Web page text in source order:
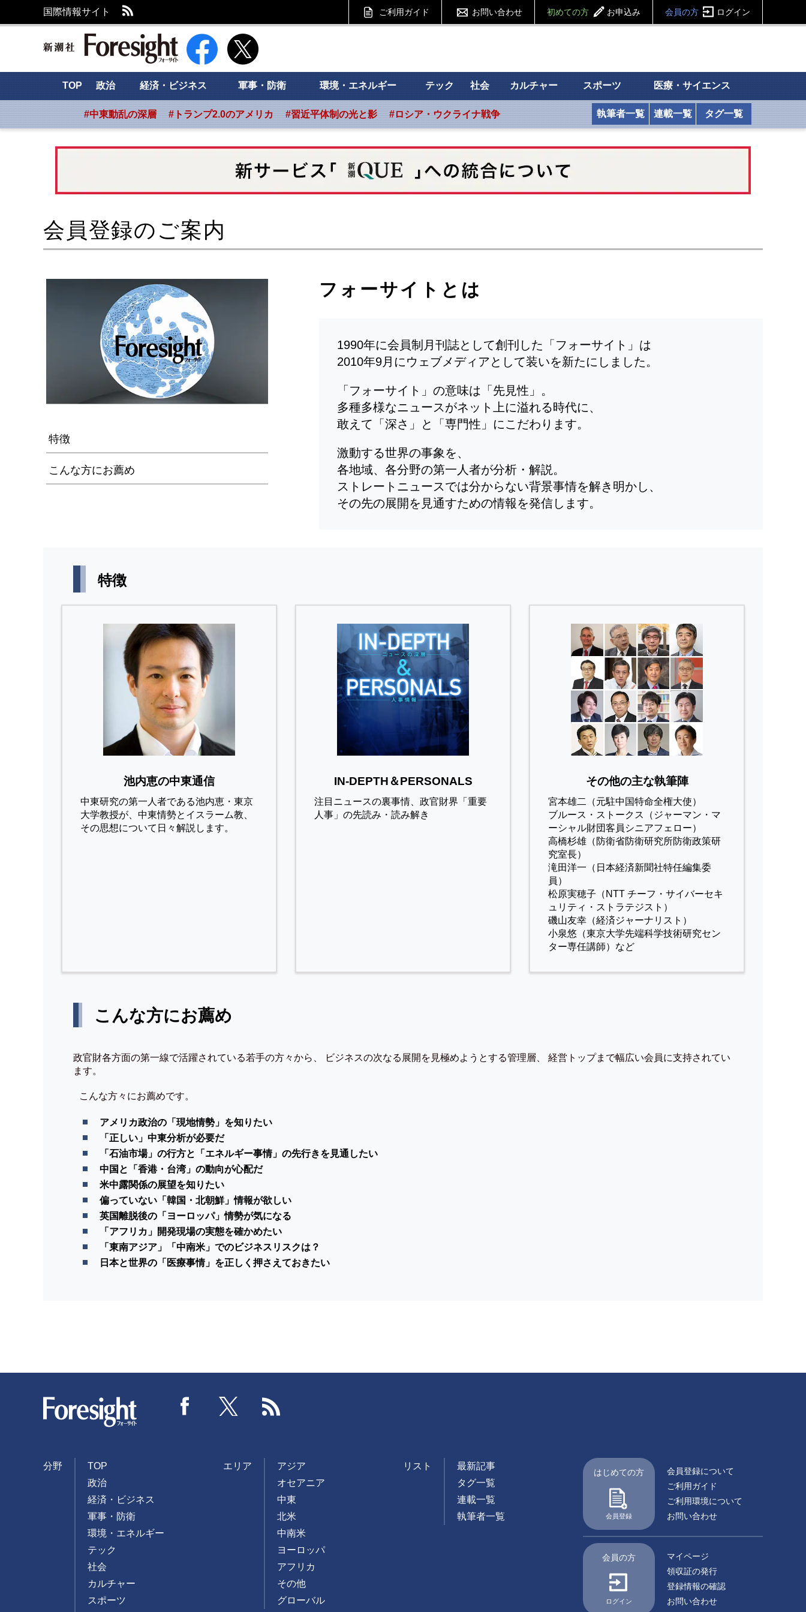
国際情報サイト ご利用ガイド お問い合わせ 初めての方 お申込み 会員の方 ログイン
新潮社 Foresight フォーサイト
TOP 政治 経済・ビジネス 軍事・防衛 環境・エネルギー テック 社会 カルチャー スポーツ 医療・サイエンス
#中東動乱の深層 #トランプ2.0のアメリカ #習近平体制の光と影 #ロシア・ウクライナ戦争 執筆者一覧 連載一覧 タグ一覧
会員登録のご案内
特徴
こんな方にお薦め
フォーサイトとは
1990年に会員制月刊誌として創刊した「フォーサイト」は
2010年9月にウェブメディアとして装いを新たにしました。
「フォーサイト」の意味は「先見性」。
多種多様なニュースがネット上に溢れる時代に、
敢えて「深さ」と「専門性」にこだわります。
激動する世界の事象を、
各地域、各分野の第一人者が分析・解説。
ストレートニュースでは分からない背景事情を解き明かし、
その先の展開を見通すための情報を発信します。
特徴
池内恵の中東通信
中東研究の第⼀⼈者である池内恵・東京
⼤学教授が、中東情勢とイスラーム教、
その思想について⽇々解説します。
IN-DEPTH＆PERSONALS
注目ニュースの裏事情、政官財界「重要
人事」の先読み・読み解き
その他の主な執筆陣
宮本雄二（元駐中国特命全権大使）
ブルース・ストークス（ジャーマン・マ
ーシャル財団客員シニアフェロー）
高橋杉雄（防衛省防衛研究所防衛政策研
究室長）
滝田洋一（日本経済新聞社特任編集委
員）
松原実穂子（NTT チーフ・サイバーセキ
ュリティ・ストラテジスト）
磯山友幸（経済ジャーナリスト）
小泉悠（東京大学先端科学技術研究セン
ター専任講師）など
こんな方にお薦め
政官財各方面の第一線で活躍されている若手の方々から、 ビジネスの次なる展開を見極めようとする管理層、 経営トップまで幅広い会員に支持されてい
ます。
こんな方々にお薦めです。
アメリカ政治の「現地情勢」を知りたい
「正しい」中東分析が必要だ
「石油市場」の行方と「エネルギー事情」の先行きを見通したい
中国と「香港・台湾」の動向が心配だ
米中露関係の展望を知りたい
偏っていない「韓国・北朝鮮」情報が欲しい
英国離脱後の「ヨーロッパ」情勢が気になる
「アフリカ」開発現場の実態を確かめたい
「東南アジア」「中南米」でのビジネスリスクは？
日本と世界の「医療事情」を正しく押さえておきたい
Facebook Twitter
分野
TOP
政治
経済・ビジネス
軍事・防衛
環境・エネルギー
テック
社会
カルチャー
スポーツ
エリア
アジア
オセアニア
中東
北米
中南米
ヨーロッパ
アフリカ
その他
グローバル
リスト
最新記事
タグ一覧
連載一覧
執筆者一覧
はじめての方
会員登録
会員登録について
ご利用ガイド
ご利用環境について
お問い合わせ
会員の方
ログイン
マイページ
領収証の発行
登録情報の確認
お問い合わせ